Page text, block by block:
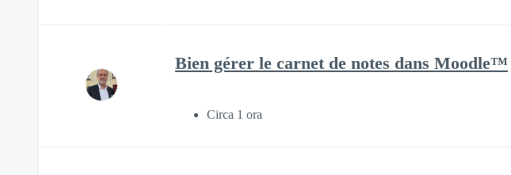
Bien gérer le carnet de notes dans Moodle™
Circa 1 ora